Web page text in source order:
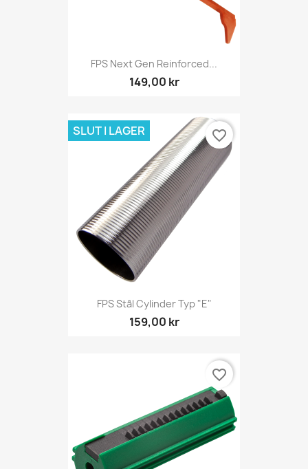
FPS Next Gen Reinforced...
149,00 kr
FPS Stål Cylinder Typ "E"
159,00 kr
SLUT I LAGER favorite_border
favorite_border